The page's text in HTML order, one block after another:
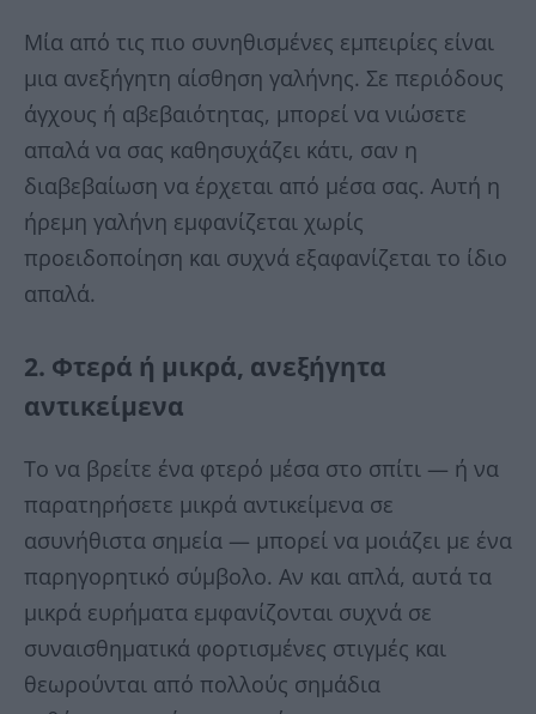
Μία από τις πιο συνηθισμένες εμπειρίες είναι
μια ανεξήγητη αίσθηση γαλήνης. Σε περιόδους
άγχους ή αβεβαιότητας, μπορεί να νιώσετε
απαλά να σας καθησυχάζει κάτι, σαν η
διαβεβαίωση να έρχεται από μέσα σας. Αυτή η
ήρεμη γαλήνη εμφανίζεται χωρίς
προειδοποίηση και συχνά εξαφανίζεται το ίδιο
απαλά.
2. Φτερά ή μικρά, ανεξήγητα
αντικείμενα
Το να βρείτε ένα φτερό μέσα στο σπίτι — ή να
παρατηρήσετε μικρά αντικείμενα σε
ασυνήθιστα σημεία — μπορεί να μοιάζει με ένα
παρηγορητικό σύμβολο. Αν και απλά, αυτά τα
μικρά ευρήματα εμφανίζονται συχνά σε
συναισθηματικά φορτισμένες στιγμές και
θεωρούνται από πολλούς σημάδια